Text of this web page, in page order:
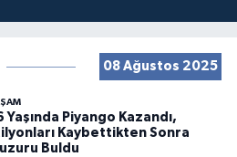
08 Ağustos 2025
Yaşında Piyango Kazandı,
Kaybettikten Sonra
Buldu